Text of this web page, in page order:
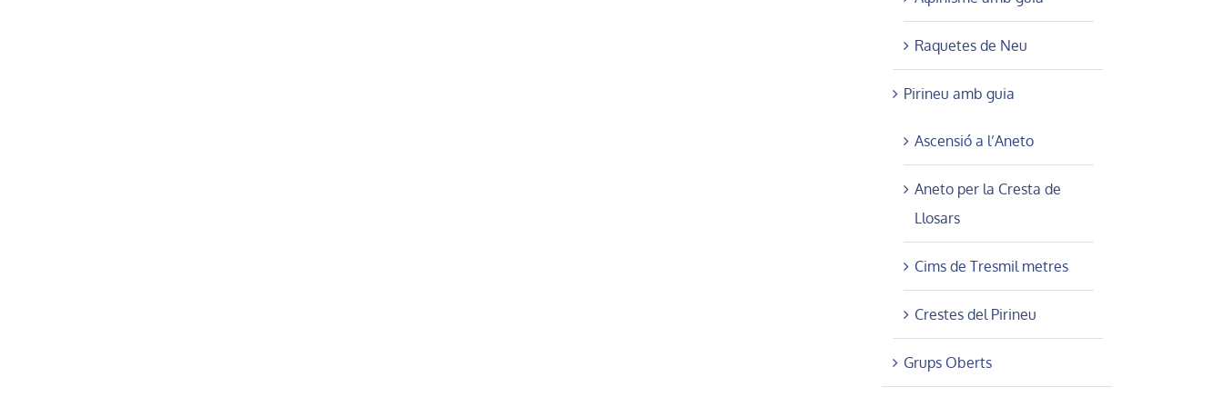
Raquetes de Neu
Pirineu amb guia
Ascensió a l’Aneto
Aneto per la Cresta de
Llosars
Cims de Tresmil metres
Crestes del Pirineu
Grups Oberts